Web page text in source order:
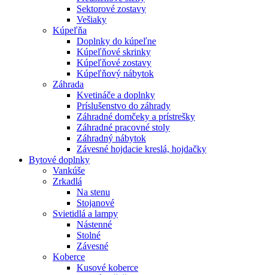
Sektorové zostavy
Vešiaky
Kúpeľňa
Doplnky do kúpeľne
Kúpeľňové skrinky
Kúpeľňové zostavy
Kúpeľňový nábytok
Záhrada
Kvetináče a doplnky
Príslušenstvo do záhrady
Záhradné domčeky a prístrešky
Záhradné pracovné stoly
Záhradný nábytok
Závesné hojdacie kreslá, hojdačky
Bytové doplnky
Vankúše
Zrkadlá
Na stenu
Stojanové
Svietidlá a lampy
Nástenné
Stolné
Závesné
Koberce
Kusové koberce